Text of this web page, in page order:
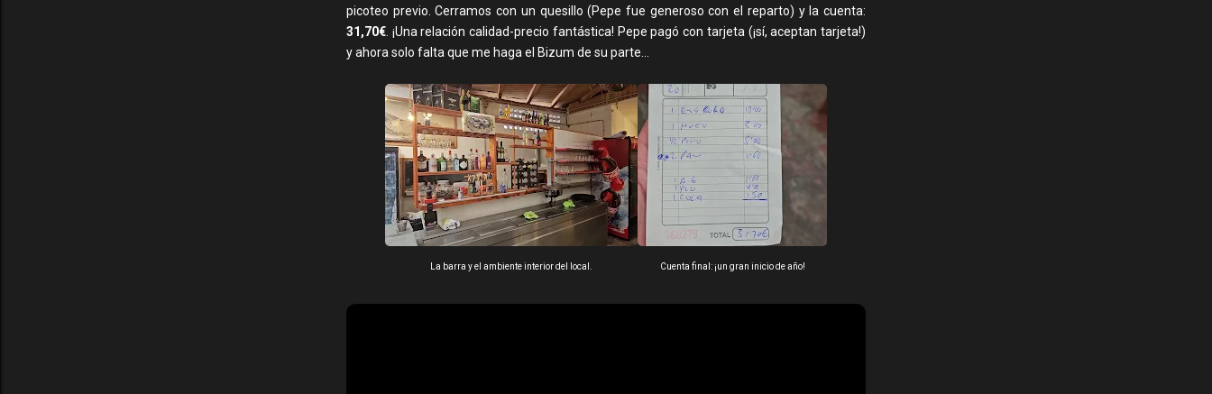
picoteo previo. Cerramos con un quesillo (Pepe fue generoso con el reparto) y la cuenta:
31,70€ . ¡Una relación calidad-precio fantástica! Pepe pagó con tarjeta (¡sí, aceptan tarjeta!)
y ahora solo falta que me haga el Bizum de su parte...
La barra y el ambiente interior del local. Cuenta final: ¡un gran inicio de año!